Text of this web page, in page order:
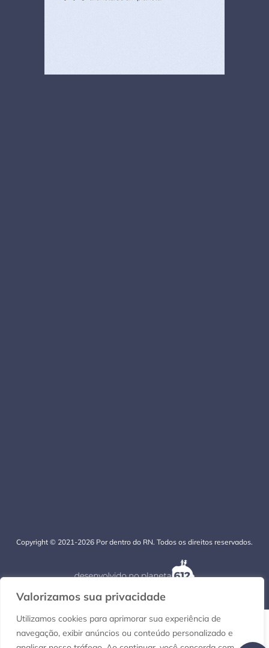
Valorizamos sua privacidade
Utilizamos cookies para aprimorar sua experiência de
navegação, exibir anúncios ou conteúdo personalizado e
Copyright © 2021-2026 Por dentro do RN. Todos os direitos reservados.